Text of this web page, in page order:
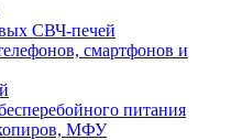
СВЧ-печей
смартфонов и
питания
МФУ